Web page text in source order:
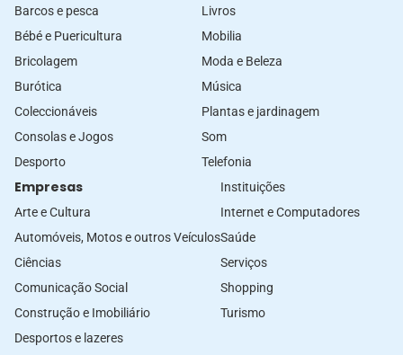
Barcos e pesca
Bébé e Puericultura
Bricolagem
Burótica
Coleccionáveis
Consolas e Jogos
Desporto
Livros
Mobilia
Moda e Beleza
Música
Plantas e jardinagem
Som
Telefonia
Empresas
Arte e Cultura
Automóveis, Motos e outros Veículos
Ciências
Comunicação Social
Construção e Imobiliário
Desportos e lazeres
Instituições
Internet e Computadores
Saúde
Serviços
Shopping
Turismo